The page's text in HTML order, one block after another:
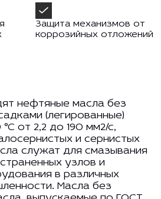
Защита механизмов от
коррозийных отложений
нефтяные масла без
(легированные)
от 2,2 до 190 мм2/с,
и сернистых
служат для смазывания
узлов и
в различных
Масла без